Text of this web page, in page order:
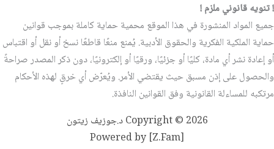
! تنويه قانوني ملزم !
جميع المواد المنشورة في هذا الموقع محمية حماية كاملة بموجب قوانين
حماية الملكية الفكرية والحقوق الأدبية. يُمنع منعًا قاطعًا نسخ أو نقل أو اقتباس
أو إعادة نشر أي مادة، كليًا أو جزئيًا، ورقيًا أو إلكترونيًا، دون ذكر المصدر صراحةً
والحصول على إذن مسبق حيث يقتضي الأمر. ويُعرّض أي خرقٍ لهذه الأحكام
مرتكبه للمساءلة القانونية وفق القوانين النافذة.
Copyright © 2026 د.جوزيف زيتون
Powered by [Z.Fam]